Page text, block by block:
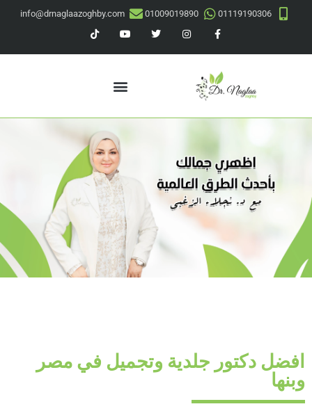
01119190306
01009019890
info@drnaglaazoghby.com
افضل دكتور جلدية وتجميل في مصر
وبنها